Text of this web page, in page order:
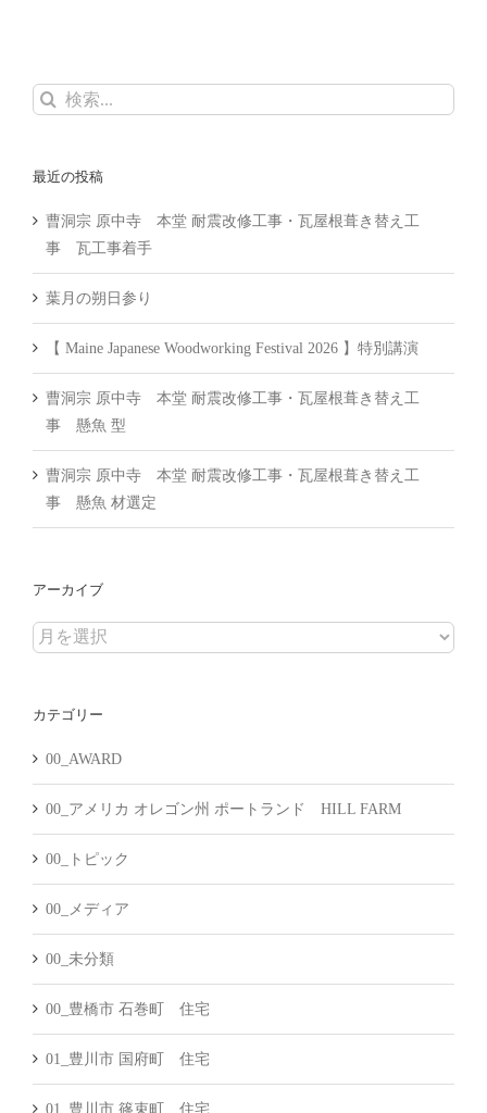
検
最近の投稿
曹洞宗 原中寺 本堂 耐震改修工事・瓦屋根葺き替え工
事 瓦工事着手
葉月の朔日参り
【 Maine Japanese Woodworking Festival 2026 】特別講演
曹洞宗 原中寺 本堂 耐震改修工事・瓦屋根葺き替え工
事 懸魚 型
曹洞宗 原中寺 本堂 耐震改修工事・瓦屋根葺き替え工
事 懸魚 材選定
アーカイブ
ア
イ
カテゴリー
00_AWARD
00_アメリカ オレゴン州 ポートランド HILL FARM
00_トピック
00_メディア
00_未分類
00_豊橋市 石巻町 住宅
01_豊川市 国府町 住宅
01_豊川市 篠束町 住宅